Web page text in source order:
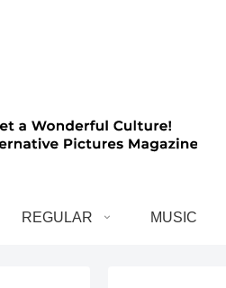
REGULAR MUSIC